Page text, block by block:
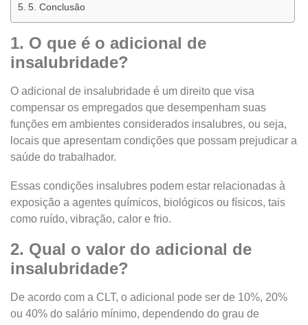
5. Conclusão
1. O que é o adicional de
insalubridade?
O adicional de insalubridade é um direito que visa
compensar os empregados que desempenham suas
funções em ambientes considerados insalubres, ou seja,
locais que apresentam condições que possam prejudicar a
saúde do trabalhador.
Essas condições insalubres podem estar relacionadas à
exposição a agentes químicos, biológicos ou físicos, tais
como ruído, vibração, calor e frio.
2. Qual o valor do adicional de
insalubridade?
De acordo com a CLT, o adicional pode ser de 10%, 20%
ou 40% do salário mínimo, dependendo do grau de